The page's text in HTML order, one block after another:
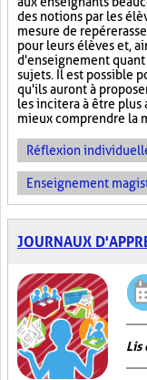
des notions par les
mesure de repérer
pour leurs élèves et,
d'enseignement quant
sujets. Il est possible
qu'ils auront à
les incitera à être plus
mieux comprendre la
Réflexion
Enseignement
JOURNAUX
Lis